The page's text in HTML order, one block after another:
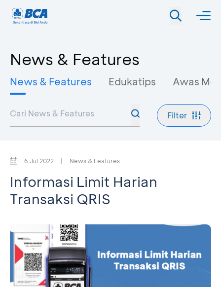
News & Features
News & Features Edukatips Awas
Filter
6 Jul 2022 | News & Features
Informasi Limit Harian
Transaksi QRIS